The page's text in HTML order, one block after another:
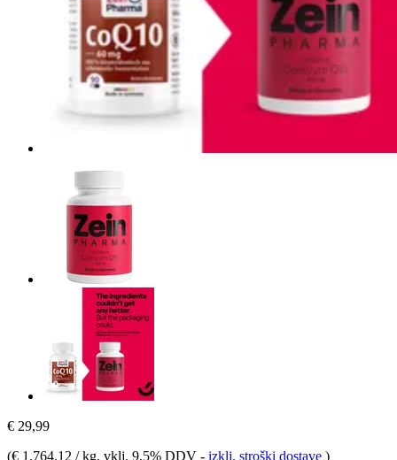
€ 29,99
(€ 1.764,12 / kg, vklj. 9,5% DDV - izklj. stroški dostave )